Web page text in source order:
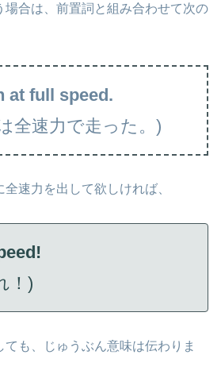
場合は、前置詞と組み合わせて次の
at full speed.
全速力で走った。)
速力を出して欲しければ、
！)
ても、じゅうぶん意味は伝わりま